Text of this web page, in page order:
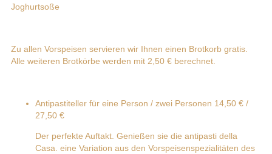
Joghurtsoße
Zu allen Vorspeisen servieren wir Ihnen einen Brotkorb gratis.
Alle weiteren Brotkörbe werden mit 2,50 € berechnet.
Antipastiteller für eine Person / zwei Personen 14,50 € /
27,50 €
Der perfekte Auftakt. Genießen sie die antipasti della
Casa. eine Variation aus den Vorspeisenspezialitäten des